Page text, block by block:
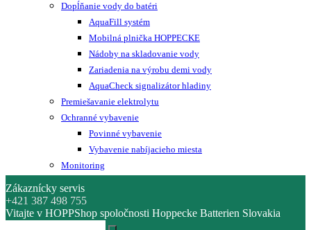
Dopĺňanie vody do batéri
AquaFill systém
Mobilná plnička HOPPECKE
Nádoby na skladovanie vody
Zariadenia na výrobu demi vody
AquaCheck signalizátor hladiny
Premiešavanie elektrolytu
Ochranné vybavenie
Povinné vybavenie
Vybavenie nabíjacieho miesta
Monitoring
Zákaznícky servis
+421 387 498 755
Vitajte v HOPPShop spoločnosti Hoppecke Batterien Slovakia